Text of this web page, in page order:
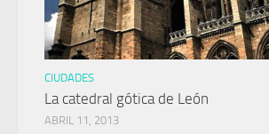
CIUDADES
La catedral gótica de León
ABRIL 11, 2013